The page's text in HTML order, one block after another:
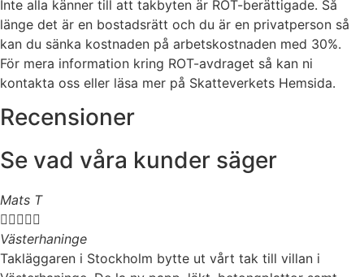
Inte alla känner till att takbyten är ROT-berättigade. Så
länge det är en bostadsrätt och du är en privatperson så
kan du sänka kostnaden på arbetskostnaden med 30%.
För mera information kring ROT-avdraget så kan ni
kontakta oss eller läsa mer på Skatteverkets Hemsida.
Recensioner
Se vad våra kunder säger
Mats T

Västerhaninge
Takläggaren i Stockholm bytte ut vårt tak till villan i